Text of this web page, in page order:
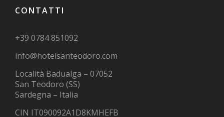
CONTATTI
+39 0784 851092
info@hotelsanteodoro.com
Località Badualga – 07052
San Teodoro (SS)
Sardegna – Italia
CIN IT090092A1D8KMHEFB